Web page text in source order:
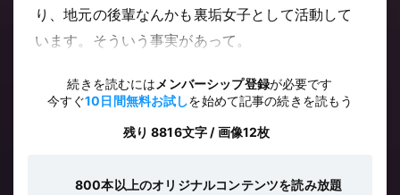
り、地元の後輩なんかも裏垢女子として活動して
います。そういう事実があって。
続きを読むにはメンバーシップ登録が必要です
今すぐ10日間無料お試しを始めて記事の続きを読もう
残り 8816文字 / 画像12枚
800本以上のオリジナルコンテンツを読み放題